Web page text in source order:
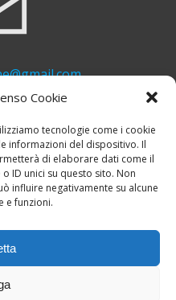
Cookie
tecnologie come i cookie
informazioni del dispositivo. Il
di elaborare dati come il
ID unici su questo sito. Non
influire negativamente su alcune
e funzioni.
6635